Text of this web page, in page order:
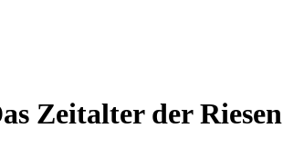
Zeitalter der Riesen